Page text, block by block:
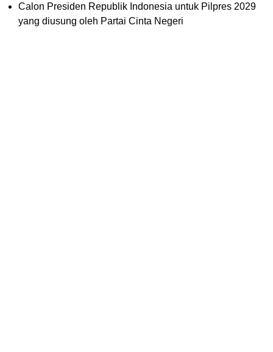
Calon Presiden Republik Indonesia untuk Pilpres 2029
yang diusung oleh Partai Cinta Negeri